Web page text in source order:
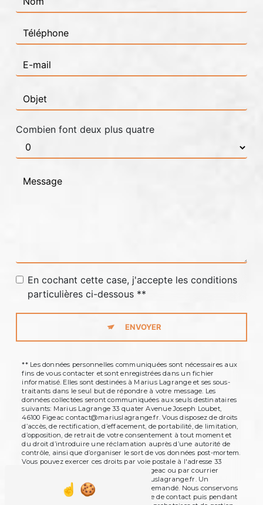
Combien font deux plus quatre
En cochant cette case, j'accepte les conditions
particulières ci-dessous **
ENVOYER
** Les données personnelles communiquées sont nécessaires aux
fins de vous contacter et sont enregistrées dans un fichier
informatisé. Elles sont destinées à Marius Lagrange et ses sous-
traitants dans le seul but de répondre à votre message. Les
données collectées seront communiquées aux seuls destinataires
suivants: Marius Lagrange 33 quater Avenue Joseph Loubet,
46100 Figeac contact@mariuslagrange.fr. Vous disposez de droits
d’accès, de rectification, d’effacement, de portabilité, de limitation,
d’opposition, de retrait de votre consentement à tout moment et
du droit d’introduire une réclamation auprès d’une autorité de
contrôle, ainsi que d’organiser le sort de vos données post-mortem.
Vous pouvez exercer ces droits par voie postale à l'adresse 33
quater Avenue Joseph Loubet, 46100 Figeac ou par courrier
électronique à l'adresse contact@mariuslagrange.fr. Un
justificatif d'identité pourra vous être demandé. Nous conservons
vos données pendant la période de prise de contact puis pendant